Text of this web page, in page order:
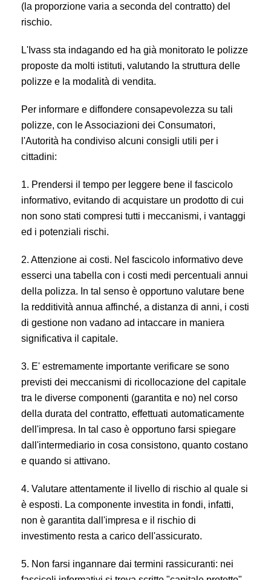
(la proporzione varia a seconda del contratto) del
rischio.
L'Ivass sta indagando ed ha già monitorato le polizze
proposte da molti istituti, valutando la struttura delle
polizze e la modalità di vendita.
Per informare e diffondere consapevolezza su tali
polizze, con le Associazioni dei Consumatori,
l'Autorità ha condiviso alcuni consigli utili per i
cittadini:
1. Prendersi il tempo per leggere bene il fascicolo
informativo, evitando di acquistare un prodotto di cui
non sono stati compresi tutti i meccanismi, i vantaggi
ed i potenziali rischi.
2. Attenzione ai costi. Nel fascicolo informativo deve
esserci una tabella con i costi medi percentuali annui
della polizza. In tal senso è opportuno valutare bene
la redditività annua affinché, a distanza di anni, i costi
di gestione non vadano ad intaccare in maniera
significativa il capitale.
3. E' estremamente importante verificare se sono
previsti dei meccanismi di ricollocazione del capitale
tra le diverse componenti (garantita e no) nel corso
della durata del contratto, effettuati automaticamente
dell'impresa. In tal caso è opportuno farsi spiegare
dall'intermediario in cosa consistono, quanto costano
e quando si attivano.
4. Valutare attentamente il livello di rischio al quale si
è esposti. La componente investita in fondi, infatti,
non è garantita dall'impresa e il rischio di
investimento resta a carico dell'assicurato.
5. Non farsi ingannare dai termini rassicuranti: nei